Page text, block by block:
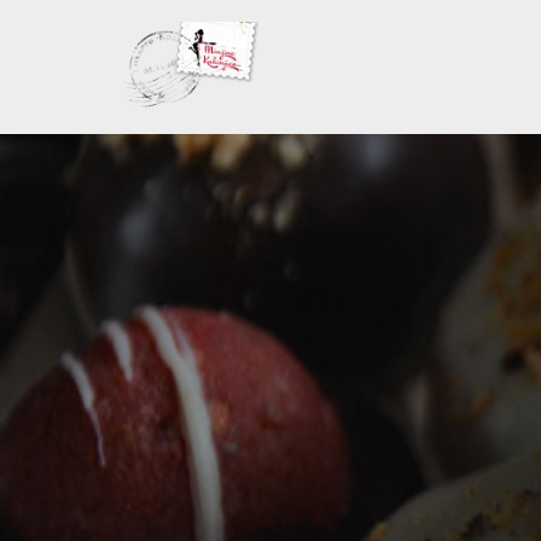
sadržaj